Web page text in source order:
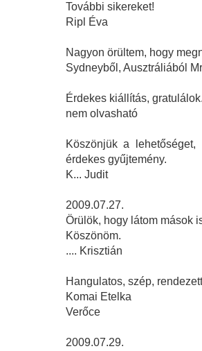
További sikereket!
Ripl Éva
Nagyon örültem, hogy
Sydneyből, Ausztráliából
Érdekes kiállítás,
nem olvasható
Köszönjük a
érdekes gyűjtemény.
K... Judit
2009.07.27.
Örülök, hogy látom mások
Köszönöm.
.... Krisztián
Hangulatos, szép,
Komai Etelka
Verőce
2009.07.29.